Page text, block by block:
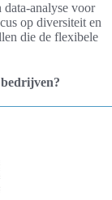
analyse voor
op diversiteit en
die de flexibele